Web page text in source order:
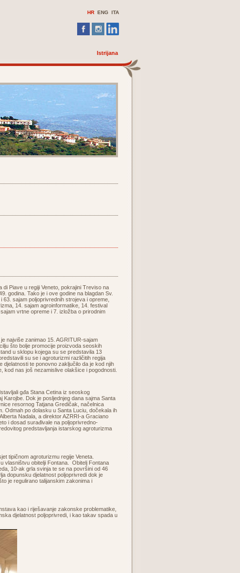
HR ENG ITA
Istrijana
Piave u regiji Veneto, pokrajini Treviso na
godina. Tako je i ove godine na blagdan Sv.
63. sajam poljoprivrednih strojeva i opreme,
14. sajam agroinformatike, 14. festival
vrtne opreme i 7. izložba o prirodnim
najviše zanimao 15. AGRITUR-sajam
što bolje promocije proizvoda seoskih
u sklopu kojega su se predstavila 13
su se i agroturizmi različitih regija
djelatnosti te ponovno zaključilo da je kod njih
kod nas još nezamislive olakšice i pogodnosti.
gđa Stana Cetina iz seoskog
Dok je posljednjeg dana sajma Santa
resornog Tatjana Gredičak, načelnica
Odmah po dolasku u Santa Luciu, dočekala ih
Nadala, a direktor AZRRI-a Graciano
i dosad surađivale na poljoprivredno-
predstavljanja istarskog agroturizma
tipičnom agroturizmu regije Veneta.
vlasništvu obitelji Fontana. Obitelj Fontana
10-ak grla svinja te se na površini od 46
dopunsku djelatnost poljoprivredi dok je
je regulirano talijanskim zakonima i
kao i riješavanje zakonske problematike,
djelatnost poljoprivredi, i kao takav spada u